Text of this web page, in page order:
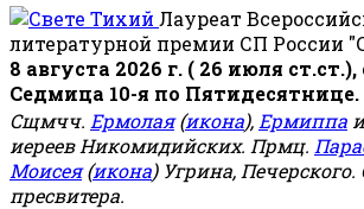
Лауреат
литературной премии СП России
8 августа 2026 г. ( 26 июля
Седмица 10-я по Пятидесятнице.
Сщмчч. Ермолая(икона), Ермиппа
иереев Никомидийских. Прмц.
Моисея(икона) Угрина,
пресвитера.